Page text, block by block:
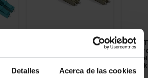
Detalles Acerca de las cookies
LC wielomodowy
długości 2 m
LC